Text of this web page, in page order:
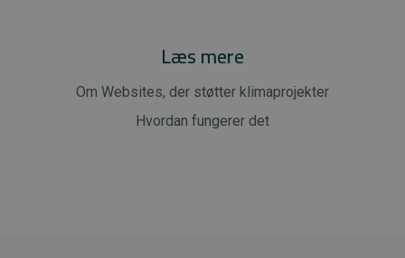
Læs mere
Om Websites, der støtter klimaprojekter
Hvordan fungerer det